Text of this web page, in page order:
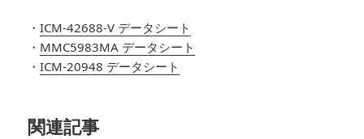
・ICM-42688-V データシート
・ MMC5983MA データシート
・ICM-20948 データシート
関連記事